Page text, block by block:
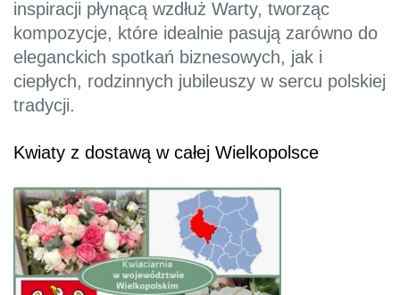
inspiracji płynącą wzdłuż Warty, tworząc
kompozycje, które idealnie pasują zarówno do
eleganckich spotkań biznesowych, jak i
ciepłych, rodzinnych jubileuszy w sercu polskiej
tradycji.
Kwiaty z dostawą w całej Wielkopolsce